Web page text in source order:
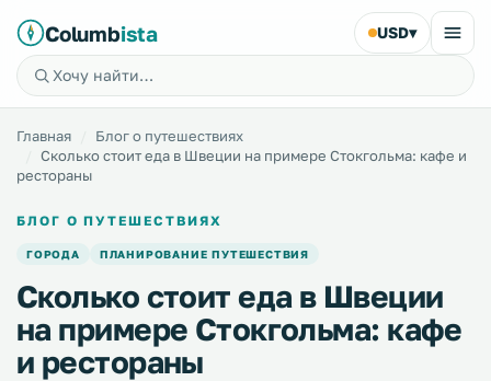
Columbista USD▾
Главная
Блог о путешествиях
Сколько стоит еда в Швеции на примере Стокгольма: кафе и
рестораны
БЛОГ О ПУТЕШЕСТВИЯХ
ГОРОДА ПЛАНИРОВАНИЕ ПУТЕШЕСТВИЯ
Сколько стоит еда в Швеции
на примере Стокгольма: кафе
и рестораны